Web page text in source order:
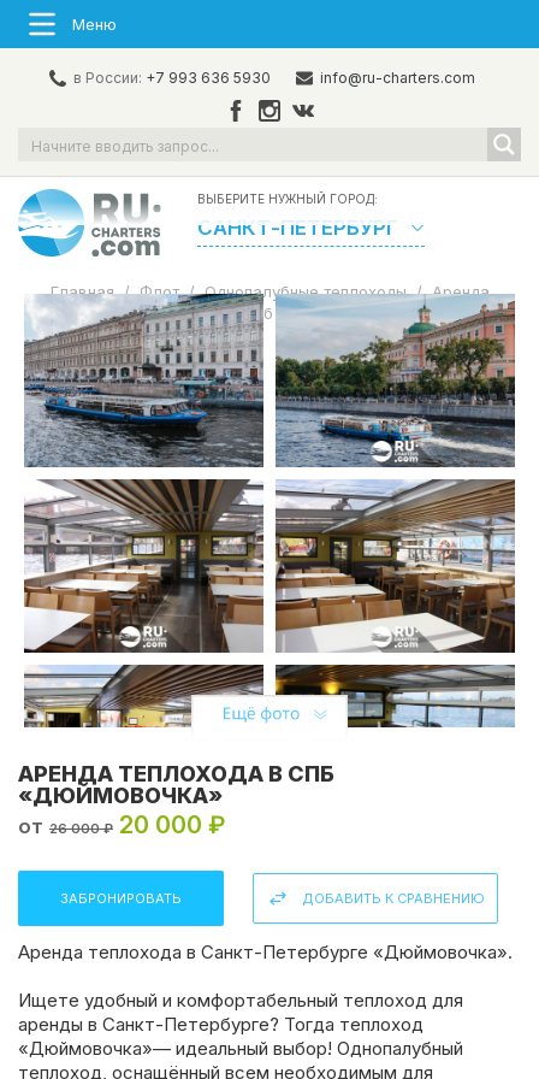
Меню
в России: +7 993 636 5930 info@ru-charters.com
ВЫБЕРИТЕ НУЖНЫЙ ГОРОД:
САНКТ-ПЕТЕРБУРГ
Главная / Флот / Однопалубные теплоходы / Аренда
теплохода в СПб «Дюймовочка»
Поделиться:
АРЕНДА ТЕПЛОХОДА В СПБ
«ДЮЙМОВОЧКА»
от 26 000 ₽ 20 000 ₽
ЗАБРОНИРОВАТЬ ДОБАВИТЬ К СРАВНЕНИЮ
Аренда теплохода в Санкт-Петербурге «Дюймовочка».
Ищете удобный и комфортабельный теплоход для
аренды в Санкт-Петербурге? Тогда теплоход
«Дюймовочка»— идеальный выбор! Однопалубный
теплоход, оснащённый всем необходимым для